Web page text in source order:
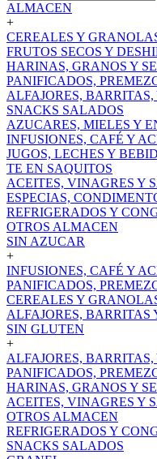
ALMACEN
+
CEREALES Y
FRUTOS SECOS Y
HARINAS, GRANOS Y
PANIFICADOS,
ALFAJORES,
SNACKS SALADOS
AZUCARES, MIELES Y
INFUSIONES, CAFÉ Y
JUGOS, LECHES Y
TE EN SAQUITOS
ACEITES, VINAGRES Y
ESPECIAS,
REFRIGERADOS Y
OTROS ALMACEN
SIN AZUCAR
+
INFUSIONES, CAFÉ Y
PANIFICADOS,
CEREALES Y
ALFAJORES, BARRITAS
SIN GLUTEN
+
ALFAJORES,
PANIFICADOS,
HARINAS, GRANOS Y
ACEITES, VINAGRES Y
OTROS ALMACEN
REFRIGERADOS Y
SNACKS SALADOS